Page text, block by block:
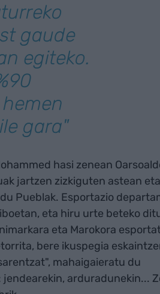
gaude
egiteko.
gara"
hasi zenean
jartzen zizkiguten astean
Pueblak. Esportazio
eta hiru urte beteko
eta Marokora
bere ikuspegia
mahaigaieratu du
arduradunekin...